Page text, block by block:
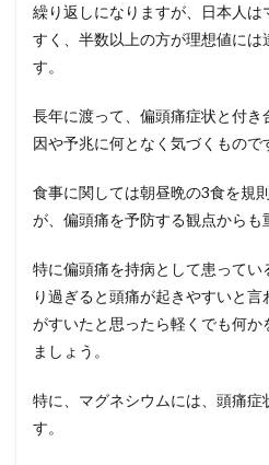
繰り返しになりますが、日本人
すく、半数以上の方が理想値には
す。
長年に渡って、偏頭痛症状と付
因や予兆に何となく気づくもので
食事に関しては朝昼晩の3食を規
が、偏頭痛を予防する観点からも
特に偏頭痛を持病として患って
り過ぎると頭痛が起きやすいと
がすいたと思ったら軽くでも何か
ましょう。
特に、マグネシウムには、頭痛症
す。